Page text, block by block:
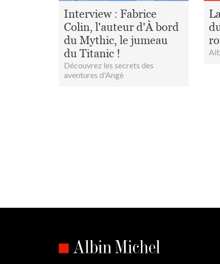
Interview : Fabrice
Colin, l'auteur d'À bord
du Mythic, le jumeau
du Titanic !
Découvrez les secrets des
aventures d'Angè